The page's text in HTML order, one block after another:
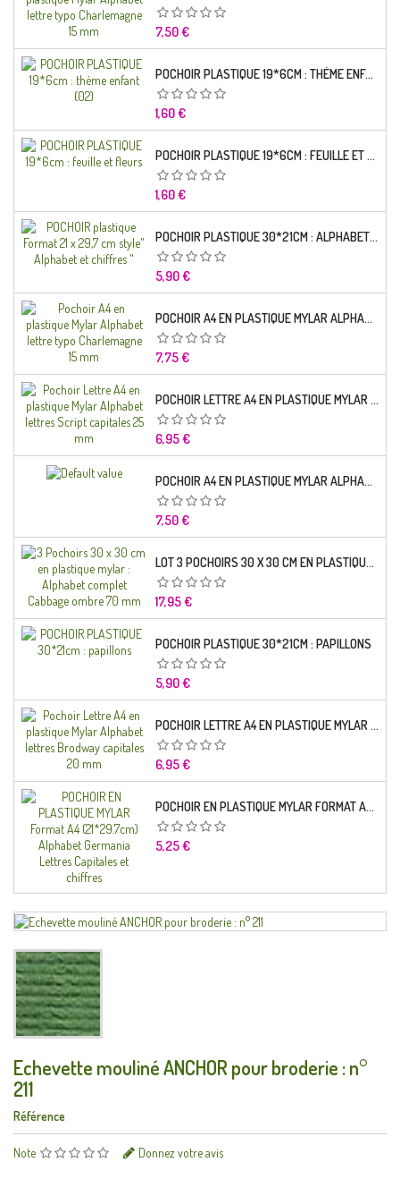
Prix
7,50 €
POCHOIR PLASTIQUE 19*6CM : THÈME ENFANT (02)
Prix
1,60 €
POCHOIR PLASTIQUE 19*6CM : FEUILLE ET FLEURS
Prix
1,60 €
POCHOIR PLASTIQUE 30*21CM : ALPHABET (02)
Prix
5,90 €
POCHOIR A4 EN PLASTIQUE MYLAR ALPHABET LETTRE TYPO RAVIE 30 MM
Prix
7,75 €
POCHOIR LETTRE A4 EN PLASTIQUE MYLAR ALPHABET LETTRES SCRIPT CAPITALES 25 MM
Prix
6,95 €
POCHOIR A4 EN PLASTIQUE MYLAR ALPHABET LETTRE TYPO SCIENCE 35 MM
Prix
7,50 €
LOT 3 POCHOIRS 30 X 30 CM EN PLASTIQUE MYLAR : ALPHABET COMPLET CABBAGE OMBRE 70 MM
Prix
17,95 €
POCHOIR PLASTIQUE 30*21CM : PAPILLONS
Prix
5,90 €
POCHOIR LETTRE A4 EN PLASTIQUE MYLAR ALPHABET LETTRES BRODWAY CAPITALES 20 MM
Prix
6,95 €
POCHOIR EN PLASTIQUE MYLAR FORMAT A4 (21*29.7CM) ALPHABET GERMANICA LETTRES CAPITALES ET CHIFFRES
Prix
5,25 €
Echevette mouliné ANCHOR pour broderie : n°
211
Référence
Note Donnez votre avis